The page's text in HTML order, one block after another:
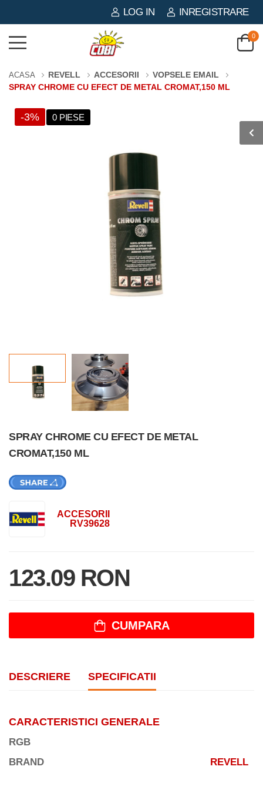
LOG IN INREGISTRARE
0
ACASA REVELL ACCESORII
VOPSELE EMAIL
SPRAY CHROME CU EFECT DE METAL CROMAT,150 ML
-3% 0 PIESE
SPRAY CHROME CU EFECT DE METAL
CROMAT,150 ML
ACCESORII
RV39628
123.09 RON
CUMPARA
DESCRIERE SPECIFICATII
CARACTERISTICI GENERALE
RGB
BRAND
REVELL